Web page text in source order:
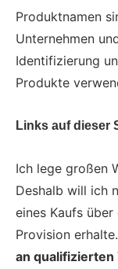
Produktnamen
Unternehmen
Identifizierung
Produkte
Links auf dieser
Ich lege großen
Deshalb will ich
eines Kaufs
Provision erhalte.
an qualifizierten